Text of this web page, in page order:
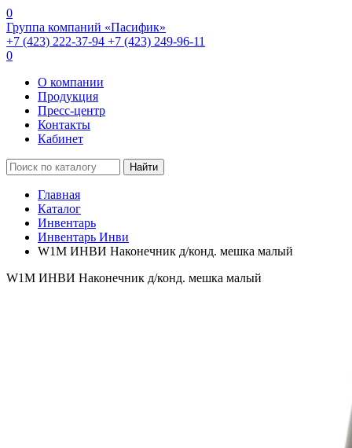
0
Группа компаний «Пасифик»
+7 (423) 222-37-94 +7 (423) 249-96-11
0
О компании
Продукция
Пресс-центр
Контакты
Кабинет
Найти
Главная
Каталог
Инвентарь
Инвентарь Инви
W1M ИНВИ Наконечник д/конд. мешка малый
W1M ИНВИ Наконечник д/конд. мешка малый